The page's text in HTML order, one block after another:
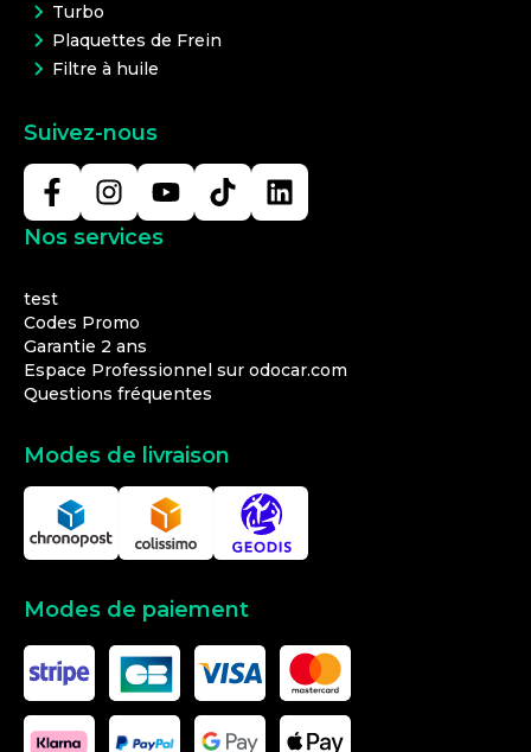
Turbo
Plaquettes de Frein
Filtre à huile
Suivez-nous
Nos services
test
Codes Promo
Garantie 2 ans
Espace Professionnel sur odocar.com
Questions fréquentes
Modes de livraison
Modes de paiement